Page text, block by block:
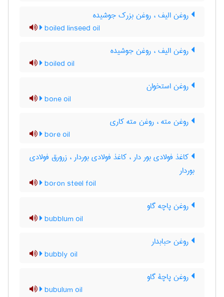
روغن الیف ، روغن بزرک جوشیده
boiled linseed oil
روغن الیف ، روغن جوشیده
boiled oil
روغن استخوان
bone oil
روغن مته ، روغن مته کاری
bore oil
کاغذ فولادی بور دار ، کاغذ فولادی بوردار ، زرورق فولادی
بوردار
boron steel foil
روغن پاچه گاو
bubblum oil
روغن حبابدار
bubbly oil
روغن پاچۀ گاو
bubulum oil